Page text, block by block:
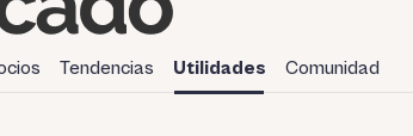
Tendencias Utilidades Comunidad